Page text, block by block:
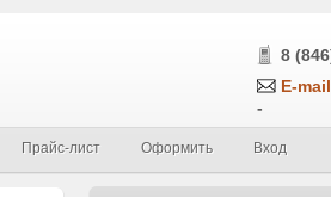
8
E-
-
Прайс-лист Оформить Вход